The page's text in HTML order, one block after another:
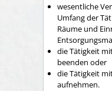
wesentliche
Umfang der
Räume und
die Tätigkeit
beenden oder
die Tätigkeit
aufnehmen.